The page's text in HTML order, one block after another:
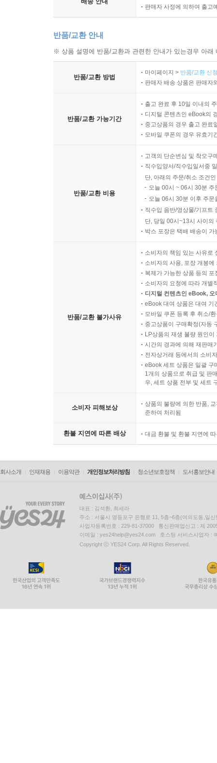
판매자 사정에 의하여 출고
반품/교환 안내
※ 상품 설명에 반품/교환과 관련한 안내가 있는경우 아
반품/교환 방법
마이페이지 > 반품/교환 신
판매자 배송 상품은 판매자
반품/교환 가능기간
출고 완료 후 10일 이내의
디지털 콘텐츠인 eBook의
중고상품의 경우 출고 완료
모바일 쿠폰의 경우 유효기
반품/교환 비용
고객의 단순변심 및 착오구
직수입양서/직수입일서중
단, 아래의 주문/취소 조건
오늘 00시 ~ 06시 30분
오늘 06시 30분 이후 주
직수입 음반/영상물/기프트
단, 당일 00시~13시 사이의
박스 포장은 택배 배송이
반품/교환 불가사유
소비자의 책임 있는 사유로
소비자의 사용, 포장 개봉
복제가 가능한 상품 등의
소비자의 요청에 따라 개별
디지털 컨텐츠인 eBook,
eBook 대여 상품은 대여 기
모바일 쿠폰 등록 후 취소/
중고상품이 구매확정(자동
LP상품의 재생 불량 원인
시간의 경과에 의해 재판매
전자상거래 등에서의 소비
eBook 세트 상품은 일괄 구
1개의 상품으로 취급 및 판
우, 세트 상품 전부 및 세트
소비자 피해보상
상품의 불량에 의한 반품,
준하여 처리됨
환불 지연에 따른 배상 대금 환불 및 환불 지연에
회사소개 인재채용 이용약관 개인정보처리방침 청소년보호정책 도서홍보안내
대표 : 김석환, 최세라
주소 : 서울시 영등포구 은행로 11, 5층~6층(여의도동,일신
사업자등록번호 : 229-81-37000 통신판매업신고 : 제
이메일 : yes24help@yes24.com 호스팅 서비스사업자 :
Copyright ⓒ YES24 Corp. All Rights Reserved.